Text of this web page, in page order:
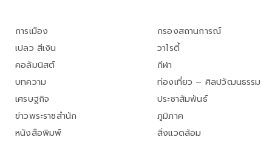
การเมือง
เปลว สีเงิน
คอลัมนิสต์
บทความ
เศรษฐกิจ
ข่าวพระราชสำนัก
หนังสือพิมพ์
กรองสถานการณ์
วาไรตี้
กีฬา
ท่องเที่ยว – ศิลปวัฒนธรรม
ประชาสัมพันธ์
ภูมิภาค
สิ่งแวดล้อม